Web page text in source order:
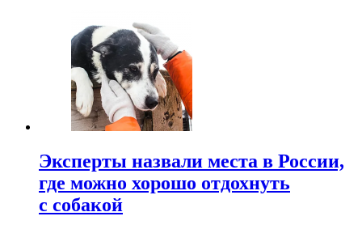
Эксперты назвали места в России,
где можно хорошо отдохнуть
с собакой